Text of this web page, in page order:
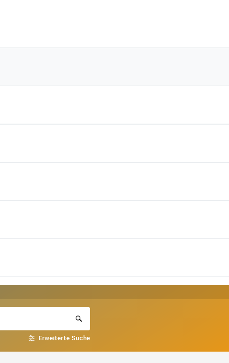
Erweiterte Suche